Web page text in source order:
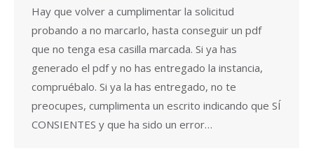
Hay que volver a cumplimentar la solicitud
probando a no marcarlo, hasta conseguir un pdf
que no tenga esa casilla marcada. Si ya has
generado el pdf y no has entregado la instancia,
compruébalo. Si ya la has entregado, no te
preocupes, cumplimenta un escrito indicando que SÍ
CONSIENTES y que ha sido un error…